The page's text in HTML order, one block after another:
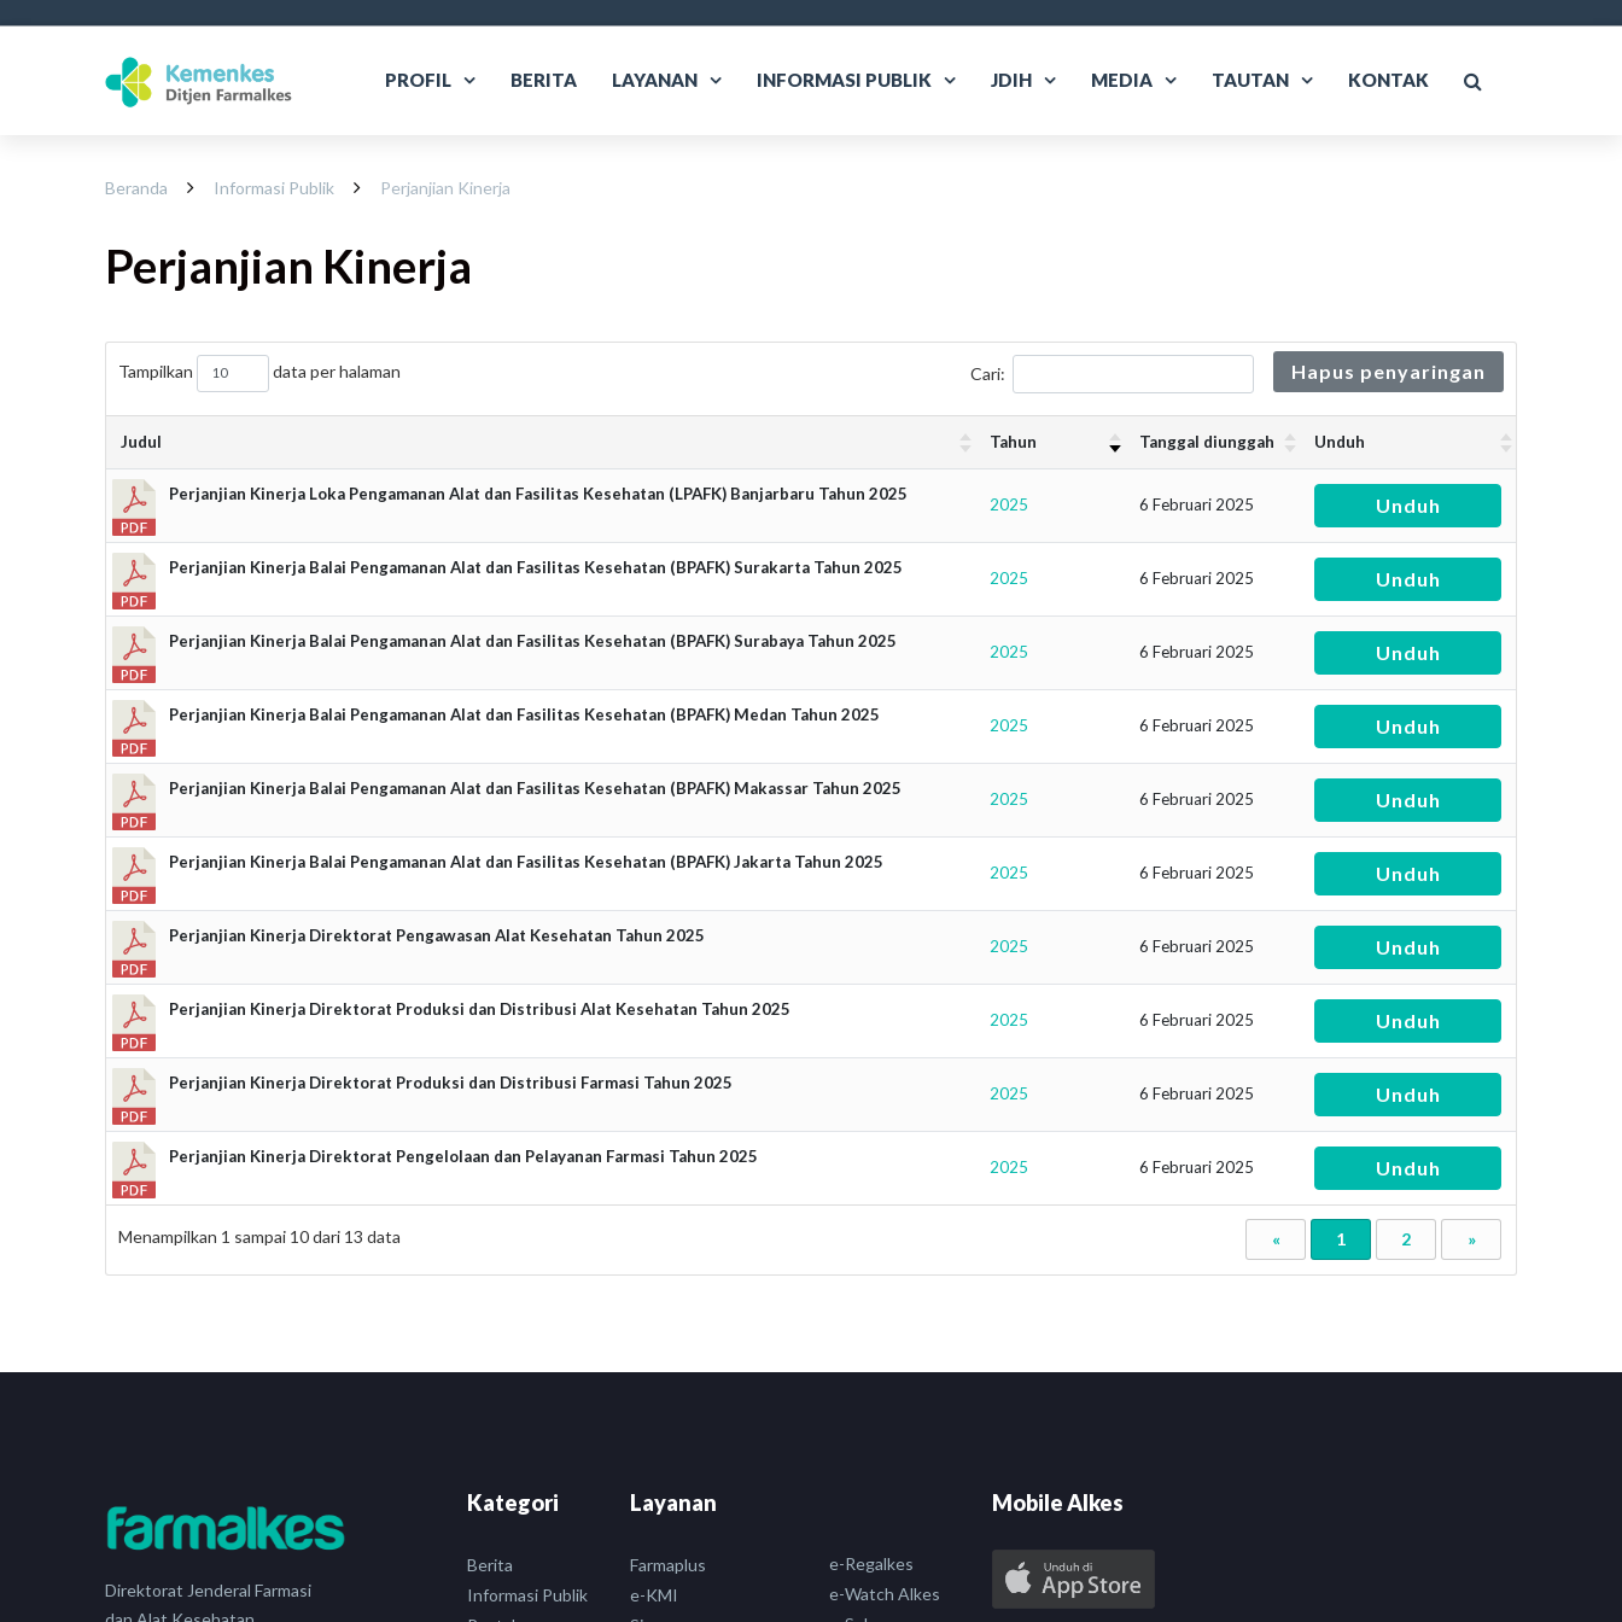
PROFIL BERITA LAYANAN INFORMASI PUBLIK JDIH MEDIA TAUTAN KONTAK
Beranda Informasi Publik Perjanjian Kinerja
Perjanjian Kinerja
Tampilkan data per halaman Cari: Hapus penyaringan
Judul Tahun Tanggal diunggah Unduh
Perjanjian Kinerja Loka Pengamanan Alat dan Fasilitas Kesehatan (LPAFK) Banjarbaru Tahun 2025
2025 6 Februari 2025 Unduh
Perjanjian Kinerja Balai Pengamanan Alat dan Fasilitas Kesehatan (BPAFK) Surakarta Tahun 2025
2025 6 Februari 2025 Unduh
Perjanjian Kinerja Balai Pengamanan Alat dan Fasilitas Kesehatan (BPAFK) Surabaya Tahun 2025
2025 6 Februari 2025 Unduh
Perjanjian Kinerja Balai Pengamanan Alat dan Fasilitas Kesehatan (BPAFK) Medan Tahun 2025
2025 6 Februari 2025 Unduh
Perjanjian Kinerja Balai Pengamanan Alat dan Fasilitas Kesehatan (BPAFK) Makassar Tahun 2025
2025 6 Februari 2025 Unduh
Perjanjian Kinerja Balai Pengamanan Alat dan Fasilitas Kesehatan (BPAFK) Jakarta Tahun 2025
2025 6 Februari 2025 Unduh
Perjanjian Kinerja Direktorat Pengawasan Alat Kesehatan Tahun 2025
2025 6 Februari 2025 Unduh
Perjanjian Kinerja Direktorat Produksi dan Distribusi Alat Kesehatan Tahun 2025
2025 6 Februari 2025 Unduh
Perjanjian Kinerja Direktorat Produksi dan Distribusi Farmasi Tahun 2025
2025 6 Februari 2025 Unduh
Perjanjian Kinerja Direktorat Pengelolaan dan Pelayanan Farmasi Tahun 2025
2025 6 Februari 2025 Unduh
Menampilkan 1 sampai 10dari 13 data « 1 2 »
Direktorat Jenderal Farmasi
Kategori
Berita
Informasi Publik
Layanan
Farmaplus
e-KMI
e-Regalkes
e-Watch Alkes
Mobile Alkes